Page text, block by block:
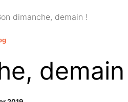
dimanche, demain !